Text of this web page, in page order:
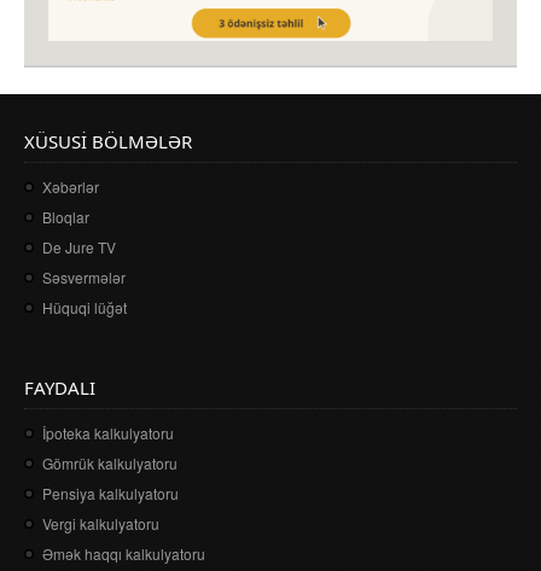
XÜSUSI BÖLMƏLƏR
Xəbərlər
Bloqlar
De Jure TV
Səsvermələr
Hüquqi lüğət
FAYDALI
İpoteka kalkulyatoru
Gömrük kalkulyatoru
Pensiya kalkulyatoru
Vergi kalkulyatoru
Əmək haqqı kalkulyatoru